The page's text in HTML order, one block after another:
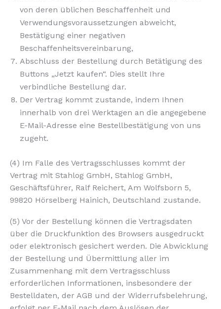
von deren üblichen Beschaffenheit und
Verwendungsvoraussetzungen abweicht,
Bestätigung einer negativen
Beschaffenheitsvereinbarung,
Abschluss der Bestellung durch Betätigung des
Buttons „Jetzt kaufen“. Dies stellt Ihre
verbindliche Bestellung dar.
Der Vertrag kommt zustande, indem Ihnen
innerhalb von drei Werktagen an die angegebene
E-Mail-Adresse eine Bestellbestätigung von uns
zugeht.
(4) Im Falle des Vertragsschlusses kommt der
Vertrag mit Stahlog GmbH, Stahlog GmbH,
Geschäftsführer, Ralf Reichert, Am Wolfsborn 5,
99820 Hörselberg Hainich, Deutschland zustande.
(5) Vor der Bestellung können die Vertragsdaten
über die Druckfunktion des Browsers ausgedruckt
oder elektronisch gesichert werden. Die Abwicklung
der Bestellung und Übermittlung aller im
Zusammenhang mit dem Vertragsschluss
erforderlichen Informationen, insbesondere der
Bestelldaten, der AGB und der Widerrufsbelehrung,